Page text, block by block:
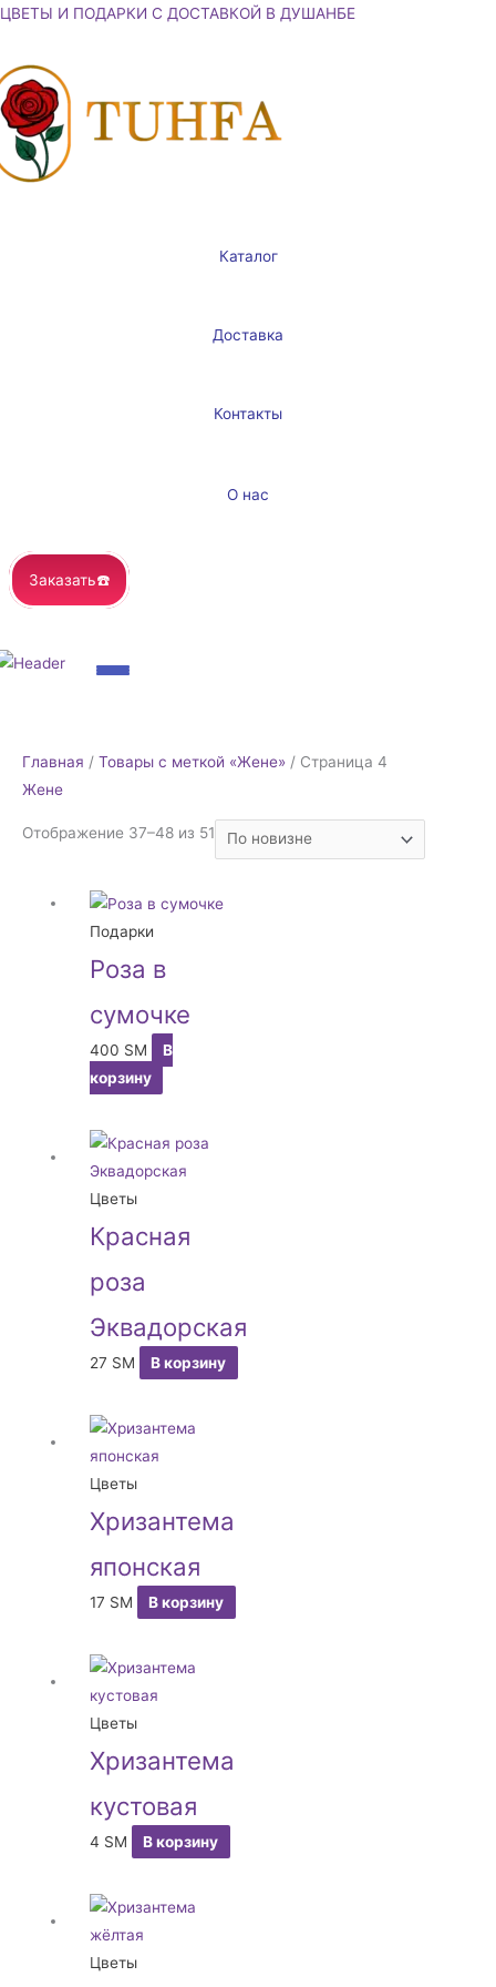
Перейти
содержимому
ЦВЕТЫ И ПОДАРКИ С ДОСТАВКОЙ В ДУШАНБЕ
Каталог
Доставка
Контакты
О нас
Заказать☎️
Главная / Товары с меткой «Жене» / Страница 4
Жене
Отображение 37–48 из 51
Сортировка:
недавние
Подарки
Роза в
сумочке
400 ЅМ
В
корзину
Цветы
Красная
роза
Эквадорская
27 ЅМ В корзину
Цветы
Хризантема
японская
17 ЅМ В корзину
Цветы
Хризантема
кустовая
4 ЅМ В корзину
Цветы